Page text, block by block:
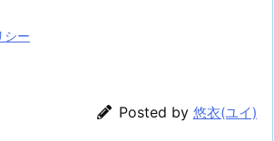
シー
Posted by 悠衣(ユイ)